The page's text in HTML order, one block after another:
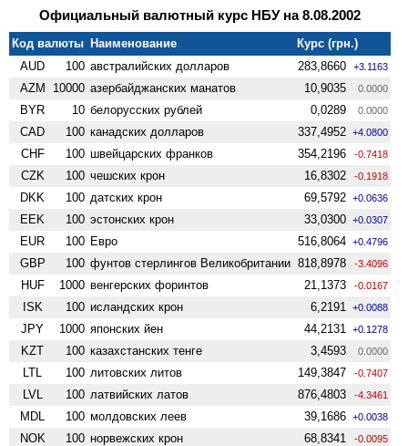
Официальный валютный курс НБУ на 8.08.2002
Код валюты Наименование
Курс (грн.)
AUD
100 австралийских долларов 283,8660 +3.1163
AZM 10000 азербайджанских манатов 10,9035 0.0000
BYR 10 белорусских рублей 0,0289 0.0000
CAD 100 канадских долларов 337,4952 +4.0800
CHF 100 швейцарских франков 354,2196 -0.7418
CZK 100 чешских крон 16,8302 -0.1918
DKK 100 датских крон 69,5792 +0.0636
EEK 100 эстонских крон 33,0300 +0.0307
EUR 100 Евро 516,8064 +0.4796
GBP 100 фунтов стерлингов Велико­британии 818,8978 -3.4096
HUF 1000 венгерских форинтов 21,1373 -0.0167
ISK 100 исландских крон 6,2191 +0.0088
JPY 1000 японских йен 44,2131 +0.1278
KZT 100 казахстанских тенге 3,4593 0.0000
LTL 100 литовских литов 149,3847 -0.7407
LVL 100 латвийских латов 876,4803 -4.3461
MDL 100 молдовских леев 39,1686 +0.0038
NOK 100 норвежских крон 68,8341 -0.0095